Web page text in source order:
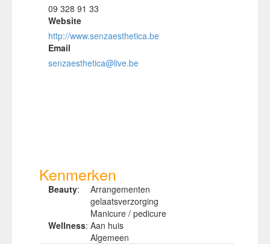
09 328 91 33
Website
http://www.senzaesthetica.be
Email
senzaesthetica@live.be
Kenmerken
Beauty:
Arrangementen
gelaatsverzorging
Manicure / pedicure
Wellness: Aan huis
Algemeen